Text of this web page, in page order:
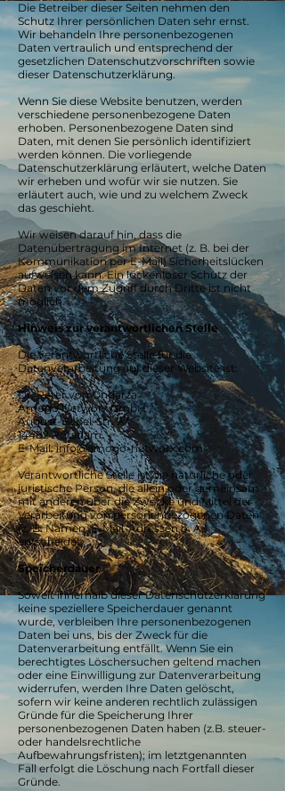
Die Betreiber dieser Seiten nehmen den
Schutz Ihrer persönlichen Daten sehr ernst.
Wir behandeln Ihre personenbezogenen
Daten vertraulich und entsprechend der
gesetzlichen Datenschutzvorschriften sowie
dieser Datenschutzerklärung.
Wenn Sie diese Website benutzen, werden
verschiedene personenbezogene Daten
erhoben. Personenbezogene Daten sind
Daten, mit denen Sie persönlich identifiziert
werden können. Die vorliegende
Datenschutzerklärung erläutert, welche Daten
wir erheben und wofür wir sie nutzen. Sie
erläutert auch, wie und zu welchem Zweck
das geschieht.
Wir weisen darauf hin, dass die
Datenübertragung im Internet (z. B. bei der
Kommunikation per E-Mail) Sicherheitslücken
aufweisen kann. Ein lückenloser Schutz der
Daten vor dem Zugriff durch Dritte ist nicht
möglich.
Hinweis zur verantwortlichen Stelle
Die verantwortliche Stelle für die
Datenverarbeitung auf dieser Website ist:
Dr. Peter von Ondarza
Amogo Networx GmbH
August-Bebel-Str. 27
14482 Potsdam
E-Mail: info@amogo-networx.com
Verantwortliche Stelle ist die natürliche oder
juristische Person, die allein oder gemeinsam
mit anderen über die Zwecke und Mittel der
Verarbeitung von personenbezogenen Daten
(z. B. Namen, E-Mail-Adressen o. Ä.)
entscheidet.
Speicherdauer
Soweit innerhalb dieser Datenschutzerklärung
keine speziellere Speicherdauer genannt
wurde, verbleiben Ihre personenbezogenen
Daten bei uns, bis der Zweck für die
Datenverarbeitung entfällt. Wenn Sie ein
berechtigtes Löschersuchen geltend machen
oder eine Einwilligung zur Datenverarbeitung
widerrufen, werden Ihre Daten gelöscht,
sofern wir keine anderen rechtlich zulässigen
Gründe für die Speicherung Ihrer
personenbezogenen Daten haben (z.B. steuer-
oder handelsrechtliche
Aufbewahrungsfristen); im letztgenannten
Fall erfolgt die Löschung nach Fortfall dieser
Gründe.